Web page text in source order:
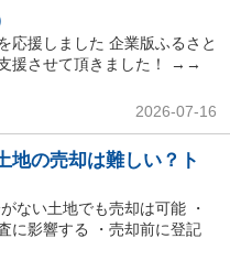
応援しました 企業版ふるさと
援させて頂きました！ →→
2026-07-16
地の売却は難しい？ト
ない土地でも売却は可能 ・
に影響する ・売却前に登記